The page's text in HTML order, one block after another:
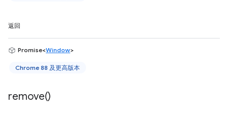
返回
Promise<Window>
Chrome 88 及更高版本
remove()